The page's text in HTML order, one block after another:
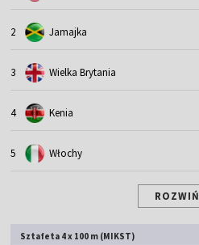
2 Jamajka
3 Wielka Brytania
4 Kenia
5 Włochy
ROZWIŃ
Sztafeta 4 x 100 m (MIKST)